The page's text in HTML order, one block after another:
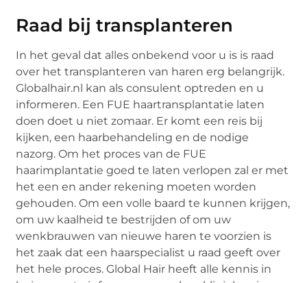
Raad bij transplanteren
In het geval dat alles onbekend voor u is is raad
over het transplanteren van haren erg belangrijk.
Globalhair.nl kan als consulent optreden en u
informeren. Een FUE haartransplantatie laten
doen doet u niet zomaar. Er komt een reis bij
kijken, een haarbehandeling en de nodige
nazorg. Om het proces van de FUE
haarimplantatie goed te laten verlopen zal er met
het een en ander rekening moeten worden
gehouden. Om een volle baard te kunnen krijgen,
om uw kaalheid te bestrijden of om uw
wenkbrauwen van nieuwe haren te voorzien is
het zaak dat een haarspecialist u raad geeft over
het hele proces. Global Hair heeft alle kennis in